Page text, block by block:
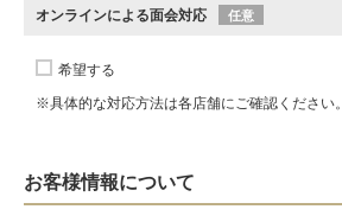
オンラインによる面会対応 任意
希望する
※具体的な対応方法は各店舗にご確認ください。
お客様情報について